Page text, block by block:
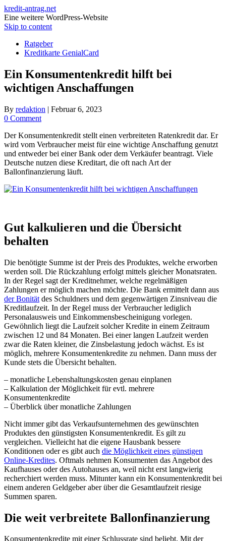
kredit-antrag.net
Eine weitere WordPress-Website
Skip to content
Ratgeber
Kreditkarte GenialCard
Ein Konsumentenkredit hilft bei
wichtigen Anschaffungen
By redaktion | Februar 6, 2023
0 Comment
Der Konsumentenkredit stellt einen verbreiteten Ratenkredit dar. Er
wird vom Verbraucher meist für eine wichtige Anschaffung genutzt
und entweder bei einer Bank oder dem Verkäufer beantragt. Viele
Deutsche nutzen diese Kreditart, die oft nach Art der
Ballonfinanzierung läuft.
Gut kalkulieren und die Übersicht
behalten
Die benötigte Summe ist der Preis des Produktes, welche erworben
werden soll. Die Rückzahlung erfolgt mittels gleicher Monatsraten.
In der Regel sagt der Kreditnehmer, welche regelmäßigen
Zahlungen er möglich machen möchte. Die Bank ermittelt dann aus
der Bonität des Schuldners und dem gegenwärtigen Zinsniveau die
Kreditlaufzeit. In der Regel muss der Verbraucher lediglich
Personalausweis und Einkommensbescheinigung vorlegen.
Gewöhnlich liegt die Laufzeit solcher Kredite in einem Zeitraum
zwischen 12 und 84 Monaten. Bei einer langen Laufzeit werden
zwar die Raten kleiner, die Zinsbelastung jedoch wächst. Es ist
möglich, mehrere Konsumentenkredite zu nehmen. Dann muss der
Kunde stets die Übersicht behalten.
– monatliche Lebenshaltungskosten genau einplanen
– Kalkulation der Möglichkeit für evtl. mehrere
Konsumentenkredite
– Überblick über monatliche Zahlungen
Nicht immer gibt das Verkaufsunternehmen des gewünschten
Produktes den günstigsten Konsumentenkredit. Es gilt zu
vergleichen. Vielleicht hat die eigene Hausbank bessere
Konditionen oder es gibt auch die Möglichkeit eines günstigen
Online-Kredites. Oftmals nehmen Konsumenten das Angebot des
Kaufhauses oder des Autohauses an, weil nicht erst langwierig
recherchiert werden muss. Mitunter kann ein Konsumentenkredit bei
einem anderen Geldgeber aber über die Gesamtlaufzeit riesige
Summen sparen.
Die weit verbreitete Ballonfinanzierung
Konsumentenkredite mit einer Schlussrate sind beliebt. Mit der